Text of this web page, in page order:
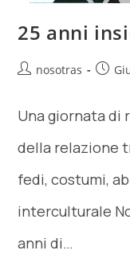
25 anni
nosotras
Una giornata di
della relazione
fedi, costumi,
interculturale
anni di…